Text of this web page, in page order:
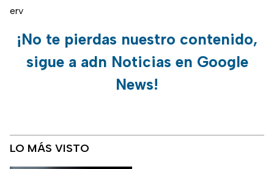
erv
¡No te pierdas nuestro contenido,
sigue a adn Noticias en Google
News!
LO MÁS VISTO